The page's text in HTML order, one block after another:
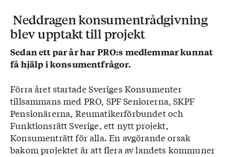
Neddragen konsumentrådgivning
blev upptakt till projekt
Sedan ett par år har PRO:s medlemmar kunnat
få hjälp i konsumentfrågor.
Förra året startade Sveriges Konsumenter
tillsammans med PRO, SPF Seniorerna, SKPF
Pensionärerna, Reumatikerförbundet och
Funktionsrätt Sverige, ett nytt projekt,
Konsumenträtt för alla. En avgörande orsak
bakom projektet är att flera av landets kommuner